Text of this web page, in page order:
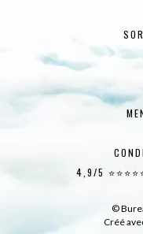
4,9/5
©
Créé